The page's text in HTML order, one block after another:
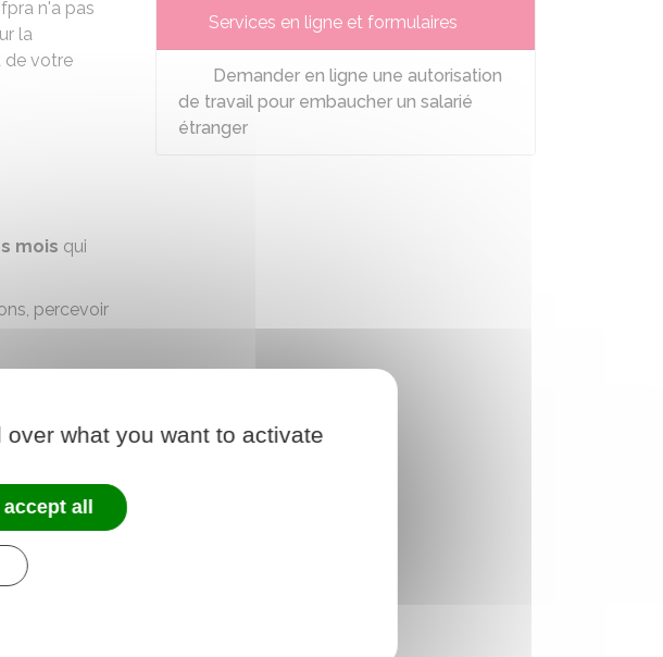
n'a pas
la
de votre
mois qui
percevoir
Services en ligne et formulaires
Demander en ligne une autorisation
de travail pour embaucher un salarié
étranger
what you want to activate
accept all